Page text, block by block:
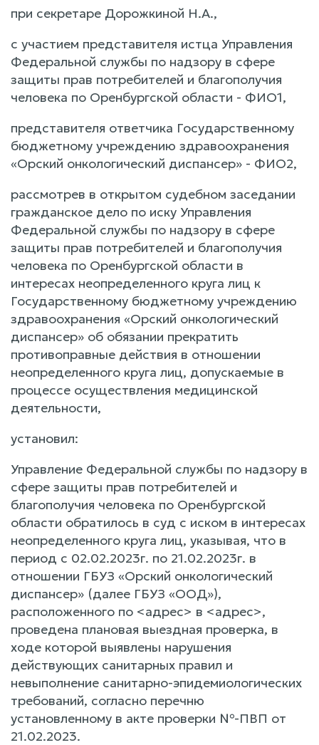
при секретаре Дорожкиной Н.А.,
с участием представителя истца Управления
Федеральной службы по надзору в сфере
защиты прав потребителей и благополучия
человека по Оренбургской области - ФИО1,
представителя ответчика Государственному
бюджетному учреждению здравоохранения
«Орский онкологический диспансер» - ФИО2,
рассмотрев в открытом судебном заседании
гражданское дело по иску Управления
Федеральной службы по надзору в сфере
защиты прав потребителей и благополучия
человека по Оренбургской области в
интересах неопределенного круга лиц к
Государственному бюджетному учреждению
здравоохранения «Орский онкологический
диспансер» об обязании прекратить
противоправные действия в отношении
неопределенного круга лиц, допускаемые в
процессе осуществления медицинской
деятельности,
установил:
Управление Федеральной службы по надзору в
сфере защиты прав потребителей и
благополучия человека по Оренбургской
области обратилось в суд с иском в интересах
неопределенного круга лиц, указывая, что в
период с 02.02.2023г. по 21.02.2023г. в
отношении ГБУЗ «Орский онкологический
диспансер» (далее ГБУЗ «ООД»),
расположенного по <адрес> в <адрес>,
проведена плановая выездная проверка, в
ходе которой выявлены нарушения
действующих санитарных правил и
невыполнение санитарно-эпидемиологических
требований, согласно перечню
установленному в акте проверки №-ПВП от
21.02.2023.